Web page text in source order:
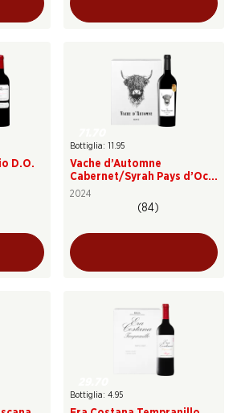
D.O.
Bottiglia: 11.95
Vache d’Automne
Cabernet/Syrah Pays d’Oc
IGP
2024
(84)
Bottiglia: 4.95